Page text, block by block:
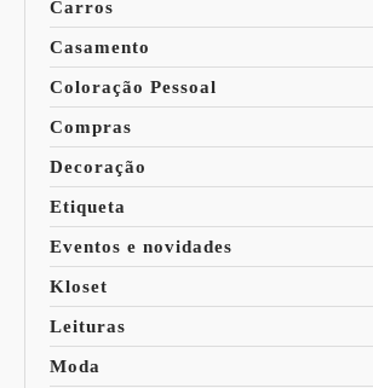
Carros
Casamento
Coloração Pessoal
Compras
Decoração
Etiqueta
Eventos e novidades
Kloset
Leituras
Moda